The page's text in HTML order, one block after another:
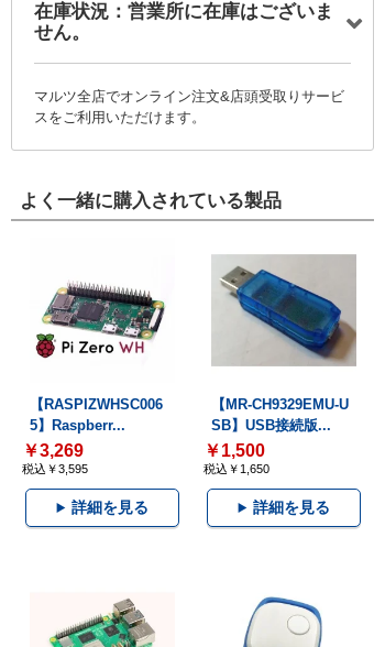
在庫状況：営業所に在庫はございま
せん。
マルツ全店でオンライン注文&店頭受取りサービ
スをご利用いただけます。
よく一緒に購入されている製品
【RASPIZWHSC006
5】Raspberr...
￥3,269
税込￥3,595
詳細を見る
【MR-CH9329EMU-U
SB】USB接続版...
￥1,500
税込￥1,650
詳細を見る